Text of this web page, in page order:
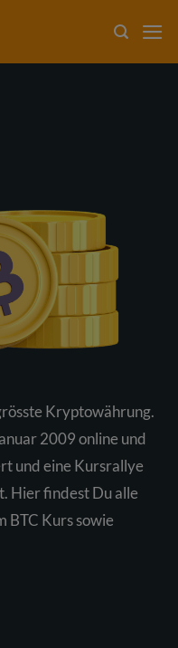
Kryptowährung.
2009 online und
und eine Kursrallye
Hier findest Du alle
BTC Kurs sowie